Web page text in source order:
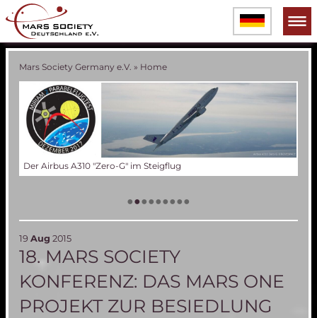
Mars Society Germany e.V. » Home
Der Airbus A310 "Zero-G" im Steigflug
•••••••••
19 Aug 2015
18. MARS SOCIETY
KONFERENZ: DAS MARS ONE
PROJEKT ZUR BESIEDLUNG